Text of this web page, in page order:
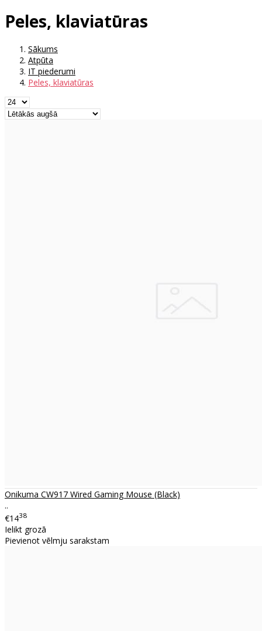
Peles, klaviatūras
Sākums
Atpūta
IT piederumi
Peles, klaviatūras
Onikuma CW917 Wired Gaming Mouse (Black)
..
€1438
Ielikt grozā
Pievienot vēlmju sarakstam